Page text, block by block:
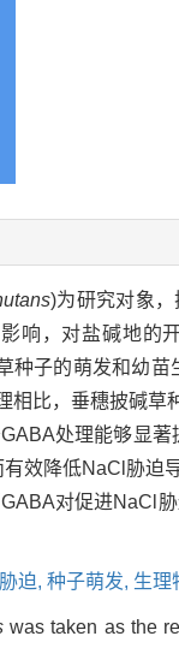
)为研究对象
响，对盐碱地的
种子的萌发和幼苗
相比，垂穗披碱
GABA处理能够显
效降低NaCl胁
对促进NaCl
迫, 种子萌发, 生理
was taken as the